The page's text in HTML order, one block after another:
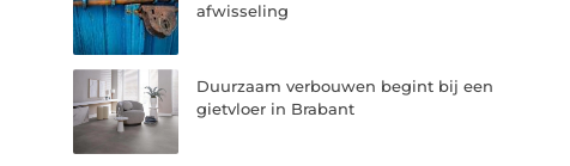
afwisseling
Duurzaam verbouwen begint bij een
gietvloer in Brabant